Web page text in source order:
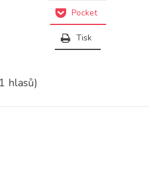
Pocket
Tisk
hlasů)